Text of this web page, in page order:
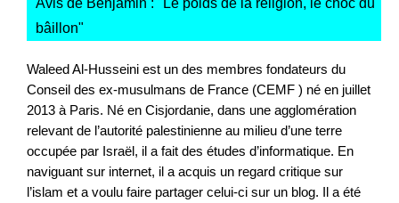
bâillon"
Waleed Al-Husseini est un des membres fondateurs du
Conseil des ex-musulmans de France (CEMF ) né en juillet
2013 à Paris. Né en Cisjordanie, dans une agglomération
relevant de l’autorité palestinienne au milieu d’une terre
occupée par Israël, il a fait des études d’informatique. En
naviguant sur internet, il a acquis un regard critique sur
l’islam et a voulu faire partager celui-ci sur un blog. Il a été